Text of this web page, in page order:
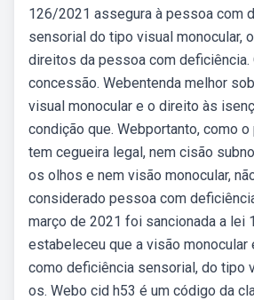
126/2021 assegura à pessoa com
sensorial do tipo visual monocular,
direitos da pessoa com deficiência.
concessão. Webentenda melhor
visual monocular e o direito às
condição que. Webportanto, como o
tem cegueira legal, nem cisão
os olhos e nem visão monocular,
considerado pessoa com
março de 2021 foi sancionada a lei
estabeleceu que a visão monocular
como deficiência sensorial, do tipo
os. Webo cid h53 é um código da